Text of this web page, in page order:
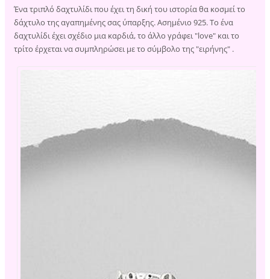
Ένα τριπλό δαχτυλίδι που έχει τη δική του ιστορία θα κοσμεί το
δάχτυλο της αγαπημένης σας ύπαρξης. Ασημένιο 925. Το ένα
δαχτυλίδι έχει σχέδιο μια καρδιά, το άλλο γράφει "love" και το
τρίτο έρχεται να συμπληρώσει με το σύμβολο της "ειρήνης" .